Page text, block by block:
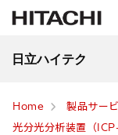
日立ハイテク
Home 製品サー
光分光分析装置（